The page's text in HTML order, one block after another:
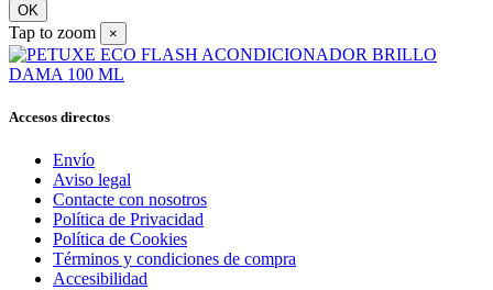
OK
Tap to zoom ×
Accesos directos
Envío
Aviso legal
Contacte con nosotros
Política de Privacidad
Política de Cookies
Términos y condiciones de compra
Accesibilidad